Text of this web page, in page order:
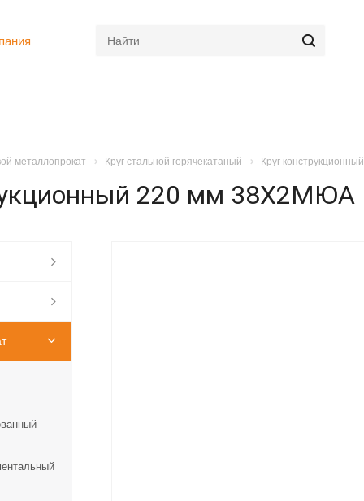
металлопрокат Круг стальной горячекатаный Круг конструкционный
220 мм 38Х2МЮА